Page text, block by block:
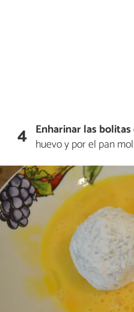
4 Enharinarlas
huevo y por el pan